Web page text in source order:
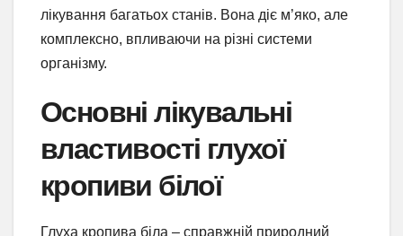
лікування багатьох станів. Вона діє м’яко, але
комплексно, впливаючи на різні системи
організму.
Основні лікувальні
властивості глухої
кропиви білої
Глуха кропива біла – справжній природний